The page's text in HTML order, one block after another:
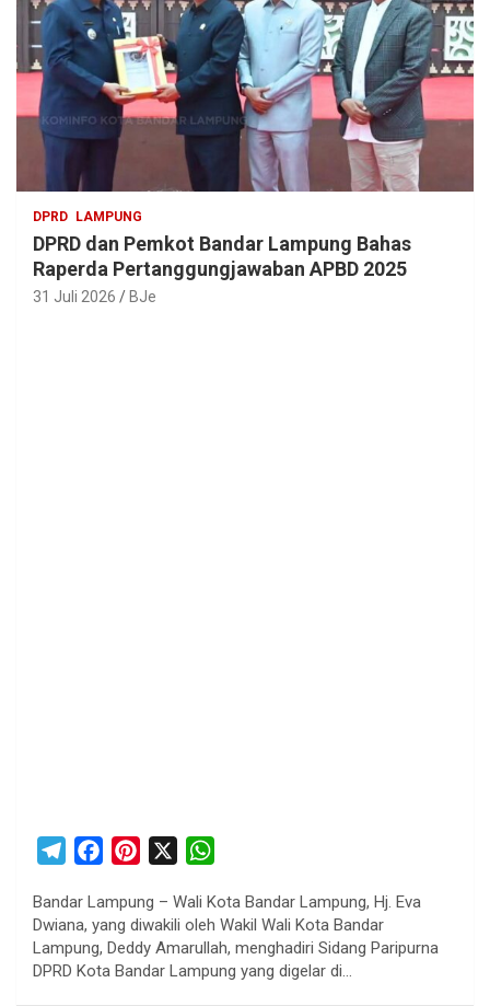
DPRD LAMPUNG
DPRD dan Pemkot Bandar Lampung Bahas
Raperda Pertanggungjawaban APBD 2025
31 Juli 2026 BJe
l
e
g
c
e
b
n
t
e
a
s
Bandar Lampung – Wali Kota Bandar Lampung, Hj. Eva
Dwiana, yang diwakili oleh Wakil Wali Kota Bandar
Lampung, Deddy Amarullah, menghadiri Sidang Paripurna
DPRD Kota Bandar Lampung yang digelar di…